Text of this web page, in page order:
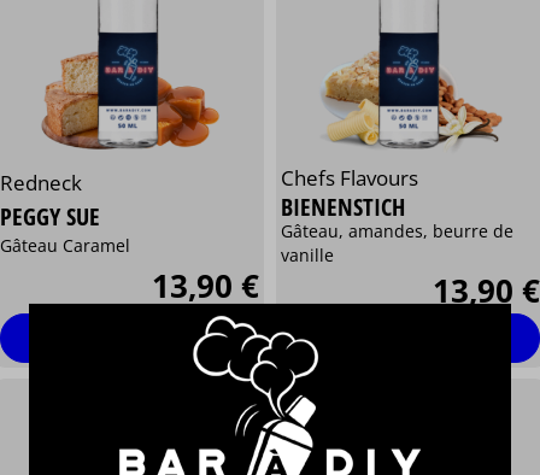
Redneck
PEGGY SUE
Gâteau Caramel
13,90 €
Chefs Flavours
BIENENSTICH
Gâteau, amandes, beurre de
vanille
13,90 €